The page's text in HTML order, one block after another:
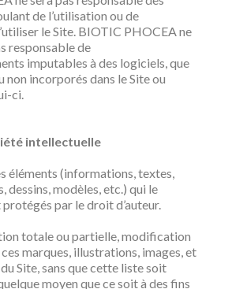
de l’utilisation ou de
le Site. BIOTIC PHOCEA ne
responsable de
imputables à des logiciels, que
non incorporés dans le Site ou
ci.
intellectuelle
éléments (informations, textes,
dessins, modèles, etc.) qui le
par le droit d’auteur.
totale ou partielle, modification
marques, illustrations, images, et
Site, sans que cette liste soit
moyen que ce soit à des fins